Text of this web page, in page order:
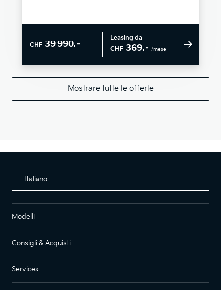
CHF 39 990.–
Leasing da
CHF 369.– /mese
Mostrare tutte le offerte
Italiano
Modelli
Consigli & Acquisti
Services